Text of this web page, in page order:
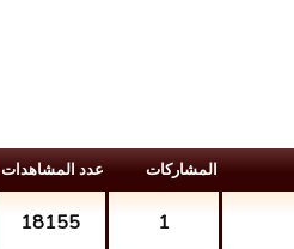
المشارکات عدد المشاهدات
1
18155